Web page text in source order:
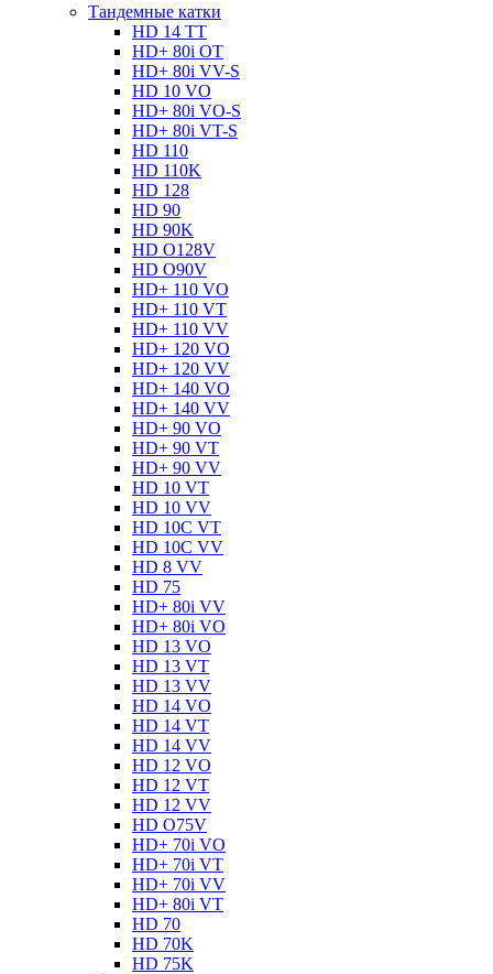
Тандемные катки
HD 14 TT
HD+ 80i OT
HD+ 80i VV-S
HD 10 VO
HD+ 80i VO-S
HD+ 80i VT-S
HD 110
HD 110K
HD 128
HD 90
HD 90K
HD O128V
HD O90V
HD+ 110 VO
HD+ 110 VT
HD+ 110 VV
HD+ 120 VO
HD+ 120 VV
HD+ 140 VO
HD+ 140 VV
HD+ 90 VO
HD+ 90 VT
HD+ 90 VV
HD 10 VT
HD 10 VV
HD 10C VT
HD 10C VV
HD 8 VV
HD 75
HD+ 80i VV
HD+ 80i VO
HD 13 VO
HD 13 VT
HD 13 VV
HD 14 VO
HD 14 VT
HD 14 VV
HD 12 VO
HD 12 VT
HD 12 VV
HD O75V
HD+ 70i VO
HD+ 70i VT
HD+ 70i VV
HD+ 80i VT
HD 70
HD 70K
HD 75K